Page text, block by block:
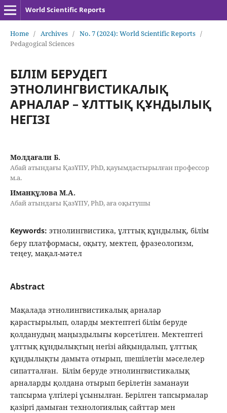
World Scientific Reports
Home / Archives / No. 7 (2024): World Scientific Reports /
Pedagogical Sciences
БІЛІМ БЕРУДЕГІ
ЭТНОЛИНГВИСТИКАЛЫҚ
АРНАЛАР – ҰЛТТЫҚ ҚҰНДЫЛЫҚ
НЕГІЗІ
Молдағали Б.
Абай атындағы ҚазҰПУ, PhD, қауымдастырылған профессор
м.а.
Иманқұлова М.А.
Абай атындағы ҚазҰПУ, PhD, аға оқытушы
Keywords: этнолингвистика, ұлттық құндылық, білім
беру платформасы, оқыту, мектеп, фразеологизм,
теңеу, мақал-мәтел
Abstract
Мақалада этнолингвистикалық арналар
қарастырылып, оларды мектептегі білім беруде
қолданудың маңыздылығы көрсетілген. Мектептегі
ұлттық құндылықтың негізі айқындалып, ұлттық
құндылықты дамыта отырып, шешілетін мәселелер
сипатталған. Білім беруде этнолингвистикалық
арналарды қолдана отырып берілетін заманауи
тапсырма үлгілері ұсынылған. Берілген тапсырмалар
қазіргі дамыған технологиялық сайттар мен